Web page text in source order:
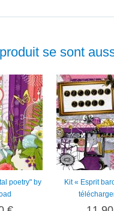
se sont
poetry" by
Kit « Esprit